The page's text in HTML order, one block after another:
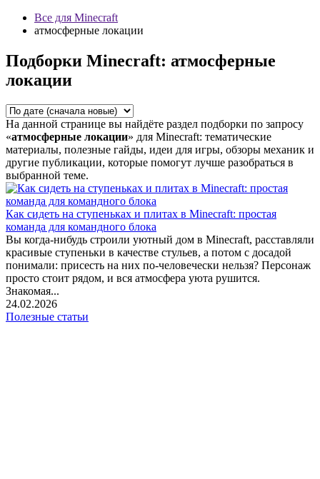
Все для Minecraft
атмосферные локации
Подборки Minecraft: атмосферные
локации
На данной странице вы найдёте раздел подборки по запросу
«атмосферные локации» для Minecraft: тематические
материалы, полезные гайды, идеи для игры, обзоры механик и
другие публикации, которые помогут лучше разобраться в
выбранной теме.
Как сидеть на ступеньках и плитах в Minecraft: простая
команда для командного блока
Вы когда-нибудь строили уютный дом в Minecraft, расставляли
красивые ступеньки в качестве стульев, а потом с досадой
понимали: присесть на них по-человечески нельзя? Персонаж
просто стоит рядом, и вся атмосфера уюта рушится.
Знакомая...
24.02.2026
Полезные статьи